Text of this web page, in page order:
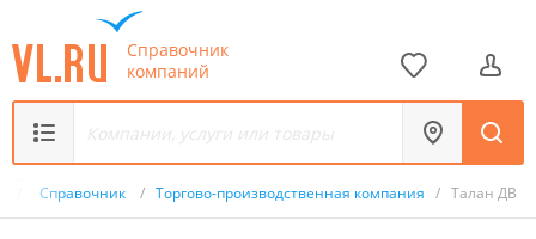
Справочник
компаний
Справочник / Торгово-производственная компания / Талан ДВ